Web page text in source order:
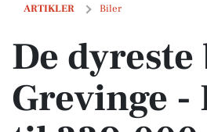
ARTIKLER Biler
De dyreste biler i Grevinge - Pris op
De
Grevinge -